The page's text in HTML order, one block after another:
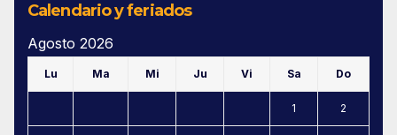
Calendario y feriados
Agosto 2026
Lu Ma Mi Ju Vi Sa Do
1 2